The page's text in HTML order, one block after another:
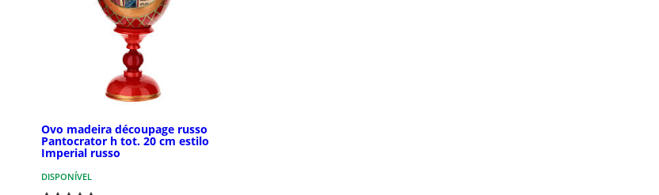
Ovo madeira découpage russo
Pantocrator h tot. 20 cm estilo
Imperial russo
DISPONÍVEL